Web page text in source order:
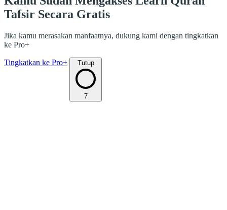
Tafsir Secara Gratis
Jika kamu merasakan manfaatnya, dukung kami dengan tingkatkan
ke Pro+
Tingkatkan ke Pro+ Tutup
7